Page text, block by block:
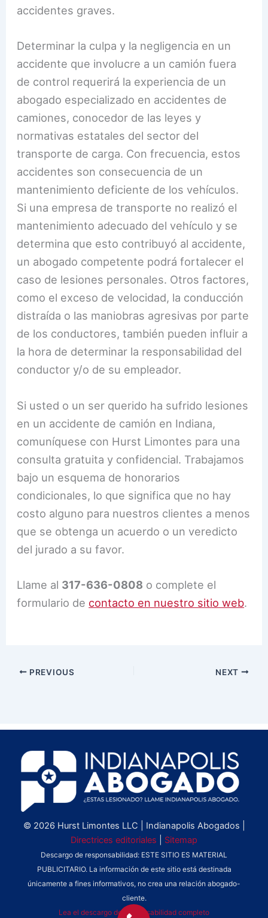
accidentes graves.
Determinar la culpa y la negligencia en un
accidente que involucre a un camión fuera
de control requerirá la experiencia de un
abogado especializado en accidentes de
camiones, conocedor de las leyes y
normativas estatales del sector del
transporte de carga. Con frecuencia, estos
accidentes son consecuencia de un
mantenimiento deficiente de los vehículos.
Si una empresa de transporte no realizó el
mantenimiento adecuado del vehículo y se
determina que esto contribuyó al accidente,
un abogado competente podrá fortalecer el
caso de lesiones personales. Otros factores,
como el exceso de velocidad, la conducción
distraída o las maniobras agresivas por parte
de los conductores, también pueden influir a
la hora de determinar la responsabilidad del
conductor y/o de su empleador.
Si usted o un ser querido ha sufrido lesiones
en un accidente de camión en Indiana,
comuníquese con Hurst Limontes para una
consulta gratuita y confidencial. Trabajamos
bajo un esquema de honorarios
condicionales, lo que significa que no hay
costo alguno para nuestros clientes a menos
que se obtenga un acuerdo o un veredicto
del jurado a su favor.
Llame al 317-636-0808 o complete el
formulario de contacto en nuestro sitio web.
PREVIOUS NEXT
© 2026 Hurst Limontes LLC | Indianapolis Abogados |
Directrices editoriales
Sitemap
Descargo de responsabilidad: ESTE SITIO ES MATERIAL
PUBLICITARIO. La información de este sitio está destinada
únicamente a fines informativos, no crea una relación abogado-
cliente.
Lea el descargo de responsabilidad completo